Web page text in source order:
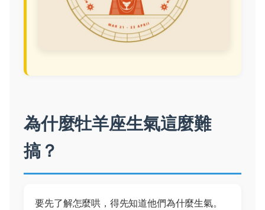
為什麼牡羊座生氣這麼難
搞？
要先了解怎麼哄，得先知道他們為什麼生氣。